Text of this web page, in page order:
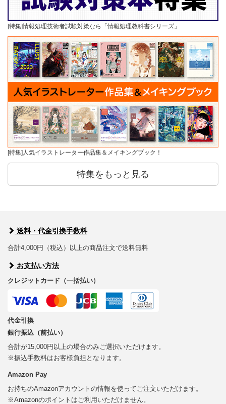
[特集]情報処理技術者試験対策なら「情報処理教科書シリーズ」
[特集]人気イラストレーター作品集＆メイキングブック！
特集をもっと見る
送料・代金引換手数料
合計4,000円（税込）以上の商品注文で送料無料
お支払い方法
クレジットカード（一括払い）
代金引換
銀行振込（前払い）
合計が15,000円以上の場合のみご選択いただけます。
※振込手数料はお客様負担となります。
Amazon Pay
お持ちのAmazonアカウントの情報を使ってご注文いただけます。
※Amazonのポイントはご利用いただけません。